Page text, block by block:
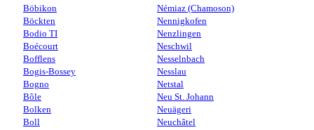
Böbikon
Böckten
Bodio TI
Boécourt
Bofflens
Bogis-Bossey
Bogno
Bôle
Bolken
Boll
Némiaz (Chamoson)
Nennigkofen
Nenzlingen
Neschwil
Nesselnbach
Nesslau
Netstal
Neu St. Johann
Neuägeri
Neuchâtel